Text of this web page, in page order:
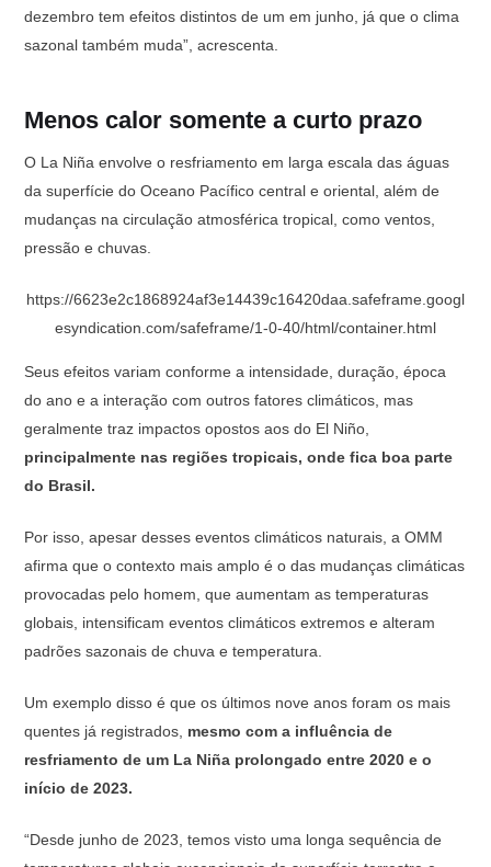
dezembro tem efeitos distintos de um em junho, já que o clima
sazonal também muda”, acrescenta.
Menos calor somente a curto prazo
O La Niña envolve o resfriamento em larga escala das águas
da superfície do Oceano Pacífico central e oriental, além de
mudanças na circulação atmosférica tropical, como ventos,
pressão e chuvas.
https://6623e2c1868924af3e14439c16420daa.safeframe.googl
esyndication.com/safeframe/1-0-40/html/container.html
Seus efeitos variam conforme a intensidade, duração, época
do ano e a interação com outros fatores climáticos, mas
geralmente traz impactos opostos aos do El Niño,
principalmente nas regiões tropicais, onde fica boa parte
do Brasil.
Por isso, apesar desses eventos climáticos naturais, a OMM
afirma que o contexto mais amplo é o das mudanças climáticas
provocadas pelo homem, que aumentam as temperaturas
globais, intensificam eventos climáticos extremos e alteram
padrões sazonais de chuva e temperatura.
Um exemplo disso é que os últimos nove anos foram os mais
quentes já registrados, mesmo com a influência de
resfriamento de um La Niña prolongado entre 2020 e o
início de 2023.
“Desde junho de 2023, temos visto uma longa sequência de